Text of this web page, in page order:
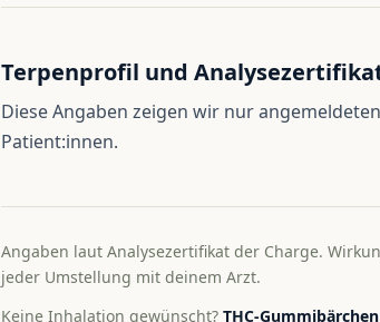
Terpenprofil und
Diese Angaben zeigen wir nur angemeldeten
Patient:innen.
Angaben laut Analysezertifikat der Charge.
jeder Umstellung mit deinem Arzt.
Keine Inhalation gewünscht?THC-